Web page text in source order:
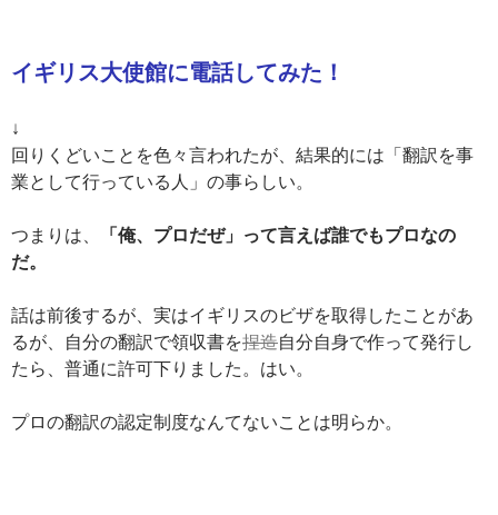
イギリス大使館に電話してみた！
↓
回りくどいことを色々言われたが、結果的には「翻訳を事
業として行っている人」の事らしい。
つまりは、
「俺、プロだぜ」って言えば誰でもプロなの
だ。
話は前後するが、実はイギリスのビザを取得したことがあ
るが、自分の翻訳で領収書を捏造自分自身で作って発行し
たら、普通に許可下りました。はい。
プロの翻訳の認定制度なんてないことは明らか。